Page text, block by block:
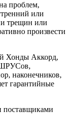
проблем,
или
трещин или
произвести
Хонды Аккорд,
ШРУСов,
наконечников,
гарантийные
поставщиками